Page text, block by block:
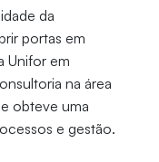
da
portas em
Unifor em
na área
obteve uma
e gestão.